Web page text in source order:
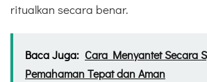
ritualkan secara benar.
Baca Juga: Cara Menyantet Secara
Pemahaman Tepat dan Aman